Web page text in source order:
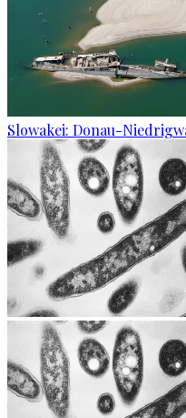
Slowakei: Donau-